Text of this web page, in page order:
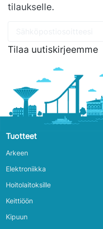
tilaukselle.
Tilaa uutiskirjeemme
Tuotteet
Arkeen
Elektroniikka
Hoitolaitoksille
Keittiöön
Kipuun